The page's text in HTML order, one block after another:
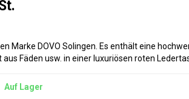
Marke DOVO Solingen. Es enthält eine
Fäden usw. in einer luxuriösen roten
Auf Lager